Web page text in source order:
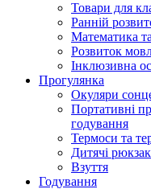
Товари для
Ранній
Математика
Розвиток
Інклюзивна
Прогулянка
Окуляри
Портативні
годування
Термоси та
Дитячі
Взуття
Годування